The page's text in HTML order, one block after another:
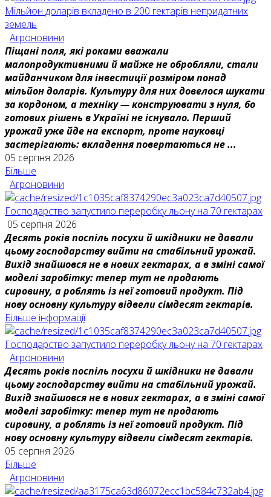
Мільйон доларів вкладено в 200 гектарів непридатних
земель
Агроновини
Піщані поля, які роками вважали
малопродуктивними й майже не обробляли, стали
майданчиком для інвестиції розміром понад
мільйон доларів. Культуру для них довелося шукати
за кордоном, а техніку — конструювати з нуля, бо
готових рішень в Україні не існувало. Перший
урожай уже йде на експорт, проте науковці
застерігають: вкладення повертаються не ...
05 серпня 2026
Більше
Агроновини
Господарство запустило переробку льону на 70 гектарах
05 серпня 2026
Десять років поспіль посухи й шкідники не давали
цьому господарству вийти на стабільний урожай.
Вихід знайшовся не в нових гектарах, а в зміні самої
моделі заробітку: тепер тут не продають
сировину, а роблять із неї готовий продукт. Під
нову основну культуру відвели сімдесят гектарів.
Більше інформації
Господарство запустило переробку льону на 70 гектарах
Агроновини
Десять років поспіль посухи й шкідники не давали
цьому господарству вийти на стабільний урожай.
Вихід знайшовся не в нових гектарах, а в зміні самої
моделі заробітку: тепер тут не продають
сировину, а роблять із неї готовий продукт. Під
нову основну культуру відвели сімдесят гектарів.
05 серпня 2026
Більше
Агроновини